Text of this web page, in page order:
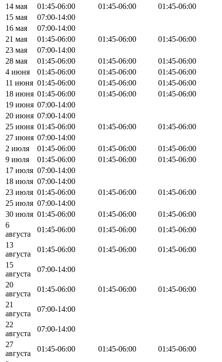
14 мая
01:45-06:00 01:45-06:00
01:45-06:00
15 мая
07:00-14:00
16 мая
07:00-14:00
21 мая
01:45-06:00 01:45-06:00
01:45-06:00
23 мая
07:00-14:00
28 мая
01:45-06:00 01:45-06:00
01:45-06:00
4 июня
01:45-06:00 01:45-06:00
01:45-06:00
11 июня 01:45-06:00 01:45-06:00
01:45-06:00
18 июня 01:45-06:00 01:45-06:00
01:45-06:00
19 июня 07:00-14:00
20 июня 07:00-14:00
25 июня 01:45-06:00 01:45-06:00
01:45-06:00
27 июня 07:00-14:00
2 июля
01:45-06:00 01:45-06:00
01:45-06:00
9 июля
01:45-06:00 01:45-06:00
01:45-06:00
17 июля 07:00-14:00
18 июля 07:00-14:00
23 июля 01:45-06:00 01:45-06:00
01:45-06:00
25 июля 07:00-14:00
30 июля 01:45-06:00 01:45-06:00
01:45-06:00
6
августа
01:45-06:00 01:45-06:00
01:45-06:00
13
августа
01:45-06:00 01:45-06:00
01:45-06:00
15
августа
07:00-14:00
20
августа
01:45-06:00 01:45-06:00
01:45-06:00
21
августа
07:00-14:00
22
августа
07:00-14:00
27
августа
01:45-06:00 01:45-06:00
01:45-06:00